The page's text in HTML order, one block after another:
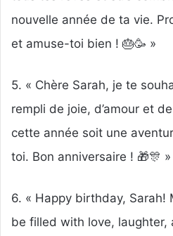
nouvelle année de ta vie.
et amuse-toi bien ! 🎂🥳 »
5. « Chère Sarah, je te
rempli de joie, d’amour et
cette année soit une
toi. Bon anniversaire ! 🎁🎊 »
6. « Happy birthday, Sarah!
be filled with love, laughter,